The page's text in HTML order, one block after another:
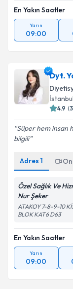
En Yakın Saatler
Yarın
09:00
Dyt.
İstanbul
4.9 (
Süper hem insan
bilgili
Adres 1
Özel Sağlık Ve
Nur Şeker
ATAKOY 7-8-9-10
BLOK KAT6 D63
En Yakın Saatler
Yarın
09:00